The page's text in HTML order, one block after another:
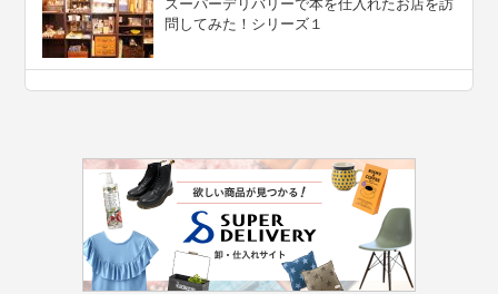
スーパーデリバリーで本を仕入れたお店を訪
問してみた！シリーズ１